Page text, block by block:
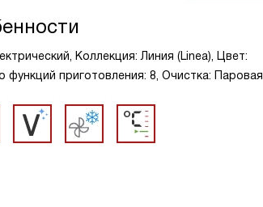
Коллекция: Линия (Linea), Цвет:
функций приготовления: 8, Очистка: Паровая